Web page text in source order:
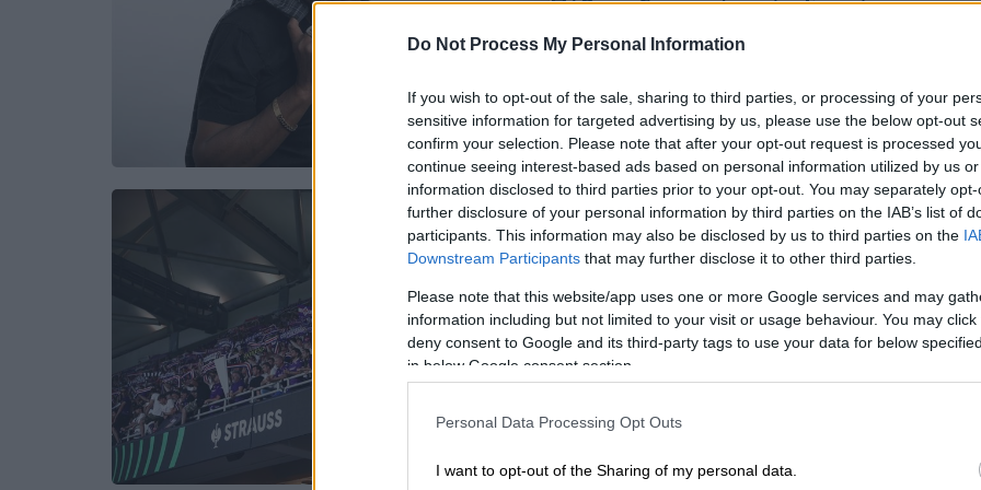
Do Not Process My Personal Information
If you wish to opt-out of the sale, sharing to third parties, or processing of your
sensitive information for targeted advertising by us, please use the below opt-out
confirm your selection. Please note that after your opt-out request is processed
continue seeing interest-based ads based on personal information utilized by us
information disclosed to third parties prior to your opt-out. You may separately
further disclosure of your personal information by third parties on the IAB’s list of
participants. This information may also be disclosed by us to third parties on the
Downstream Participants that may further disclose it to other third parties.
Please note that this website/app uses one or more Google services and may
information including but not limited to your visit or usage behaviour. You may
deny consent to Google and its third-party tags to use your data for below
in below Google consent section.
Personal Data Processing Opt Outs
I want to opt-out of the Sharing of my personal data.
Πέθανε ξαφνικά, ενώ οδηγούσε
Το ιδρυτικό μέλος των Jackson 5 και
Τζάκσον πέθανε την Κυριακή
Αθλητισμός|29.05.2024 23:55
Φίλαθλος της Φιορεντίνα υπέστη
καρδιακό επεισόδιο στον τελικό
του Conference League
Τον επανέφεραν με απινιδωτή